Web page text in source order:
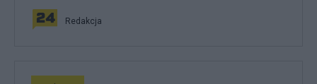
Redakcja